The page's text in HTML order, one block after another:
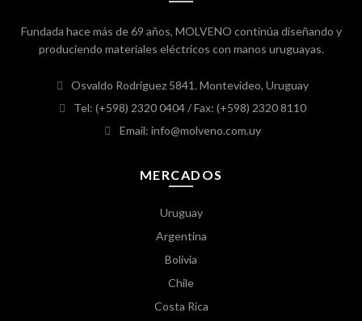
Fundada hace más de 69 años, MOLVENO continúa diseñando y
produciendo materiales eléctricos con manos uruguayas.
Osvaldo Rodríguez 5841. Montevideo, Uruguay
Tel: (+598) 2320 0404/ Fax: (+598) 2320 8110
Email: info@molveno.com.uy
MERCADOS
Uruguay
Argentina
Bolivia
Chile
Costa Rica